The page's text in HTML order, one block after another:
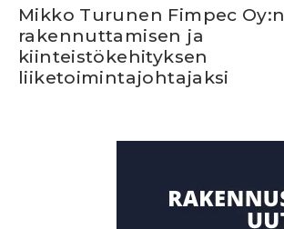
Mikko Turunen Fimpec Oy:n
rakennuttamisen ja
kiinteistökehityksen
liiketoimintajohtajaksi